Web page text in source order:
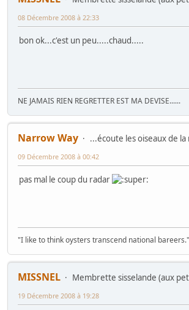
08 Décembre 2008 à 22:33
bon ok...c'est un peu.....chaud.....
NE JAMAIS RIEN REGRETTER EST MA DEVISE......
Narrow Way
...écoute les oiseaux de la
09 Décembre 2008 à 00:42
pas mal le coup du radar
"I like to think oysters transcend national bareers."
MISSNEL
Membrette sisselande (aux
19 Décembre 2008 à 19:28